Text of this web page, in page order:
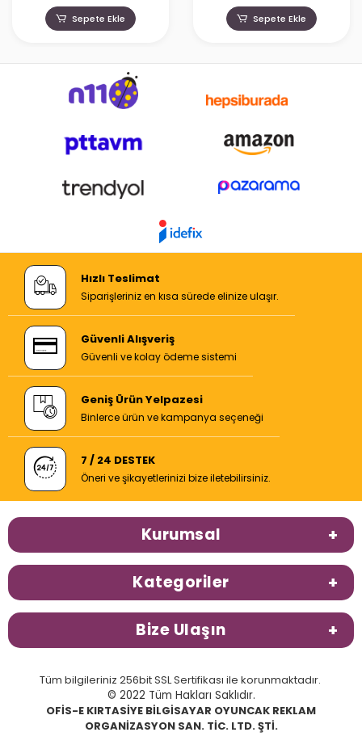
Sepete Ekle Sepete Ekle
Hızlı Teslimat
Siparişleriniz en kısa sürede elinize ulaşır.
Güvenli Alışveriş
Güvenli ve kolay ödeme sistemi
Geniş Ürün Yelpazesi
Binlerce ürün ve kampanya seçeneği
7 / 24 DESTEK
Öneri ve şikayetlerinizi bize iletebilirsiniz.
Kurumsal
Kategoriler
Bize Ulaşın
Tüm bilgileriniz 256bit SSL Sertifikası ile korunmaktadır.
© 2022 Tüm Hakları Saklıdır.
OFİS-E KIRTASİYE BİLGİSAYAR OYUNCAK REKLAM
ORGANİZASYON SAN. TİC. LTD. ŞTİ.